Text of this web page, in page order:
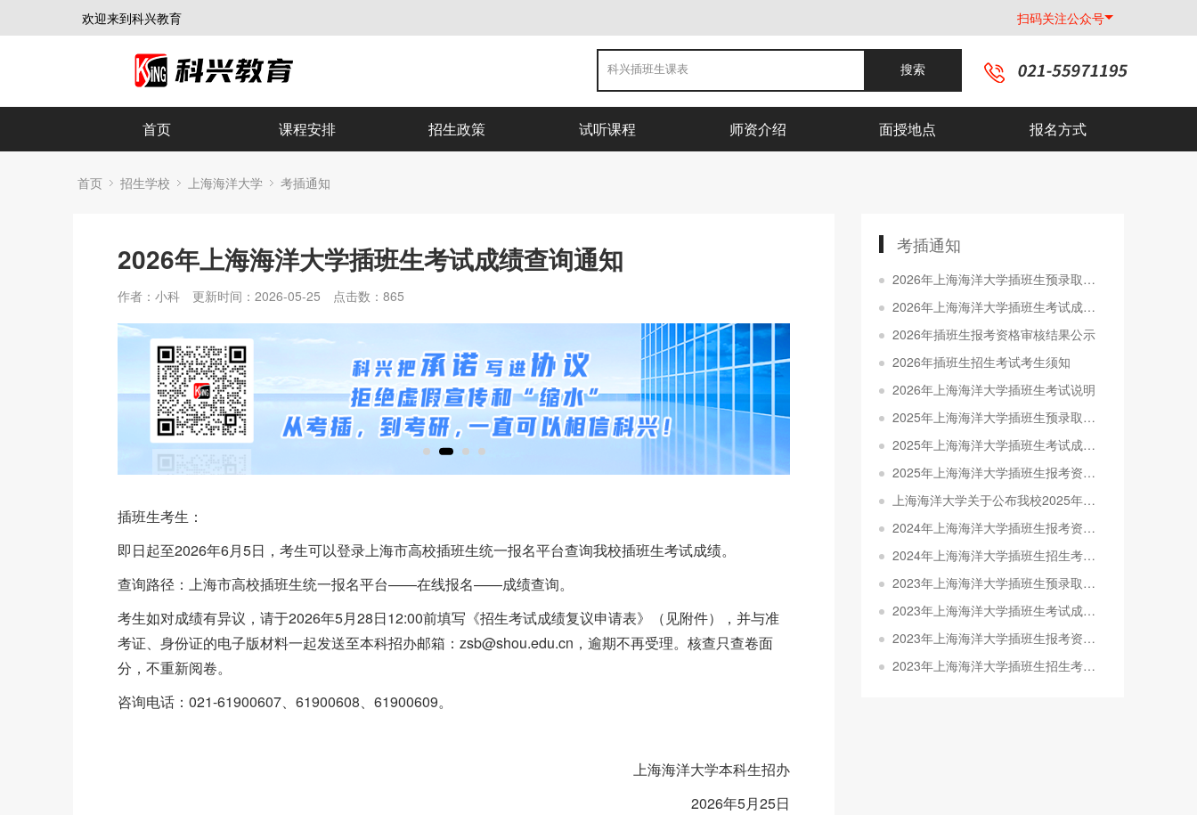
欢迎来到科兴教育 扫码关注公众号
搜索
首页 课程安排 招生政策 试听课程 师资介绍 面授地点 报名方式
首页 招生学校 上海海洋大学 考插通知
2026年上海海洋大学插班生考试成绩查询通知
作者：小科 更新时间：2026-05-25 点击数： 865
插班生考生：
即日起至2026年6月5日，考生可以登录上海市高校插班生统一报名平台查询我校插班生考试成绩。
查询路径：上海市高校插班生统一报名平台——在线报名——成绩查询。
考生如对成绩有异议，请于2026年5月28日12:00前填写《招生考试成绩复议申请表》（见附件），并与准
考证、身份证的电子版材料一起发送至本科招办邮箱：zsb@shou.edu.cn，逾期不再受理。核查只查卷面
分，不重新阅卷。
咨询电话：021-61900607、61900608、61900609。
上海海洋大学本科生招办
2026年5月25日
考插通知
2026年上海海洋大学插班生预录取分数线及名单公示
2026年上海海洋大学插班生考试成绩查询通知
2026年插班生报考资格审核结果公示
2026年插班生招生考试考生须知
2026年上海海洋大学插班生考试说明
2025年上海海洋大学插班生预录取分数线及名单公示
2025年上海海洋大学插班生考试成绩查询通知
2025年上海海洋大学插班生报考资格审核结果公示
上海海洋大学关于公布我校2025年插班生报名审核结果的通知
2024年上海海洋大学插班生报考资格审核结果公示
2024年上海海洋大学插班生招生考试考生须知
2023年上海海洋大学插班生预录取分数线及名单公示
2023年上海海洋大学插班生考试成绩查询通知
2023年上海海洋大学插班生报考资格审核结果公示
2023年上海海洋大学插班生招生考试大纲